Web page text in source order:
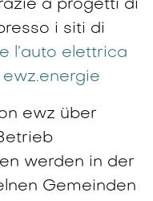
a progetti di
i siti di
l’auto elettrica
ewz über
werden in der
Gemeinden